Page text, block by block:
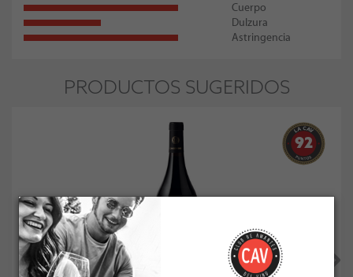
Cuerpo
Dulzura
Astringencia
PRODUCTOS SUGERIDOS
92